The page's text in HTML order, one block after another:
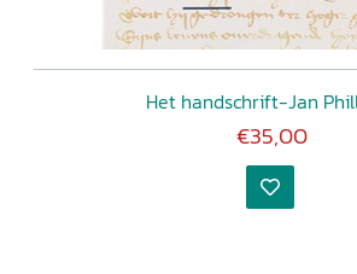
Het handschrift-Jan
€35,00